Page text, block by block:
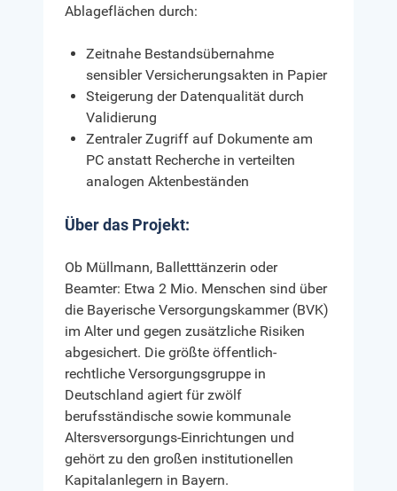
Ablageflächen durch:
Zeitnahe Bestandsübernahme
sensibler Versicherungsakten in Papier
Steigerung der Datenqualität durch
Validierung
Zentraler Zugriff auf Dokumente am
PC anstatt Recherche in verteilten
analogen Aktenbeständen
Über das Projekt:
Ob Müllmann, Balletttänzerin oder
Beamter: Etwa 2 Mio. Menschen sind über
die Bayerische Versorgungskammer (BVK)
im Alter und gegen zusätzliche Risiken
abgesichert. Die größte öffentlich-
rechtliche Versorgungsgruppe in
Deutschland agiert für zwölf
berufsständische sowie kommunale
Altersversorgungs-Einrichtungen und
gehört zu den großen institutionellen
Kapitalanlegern in Bayern.